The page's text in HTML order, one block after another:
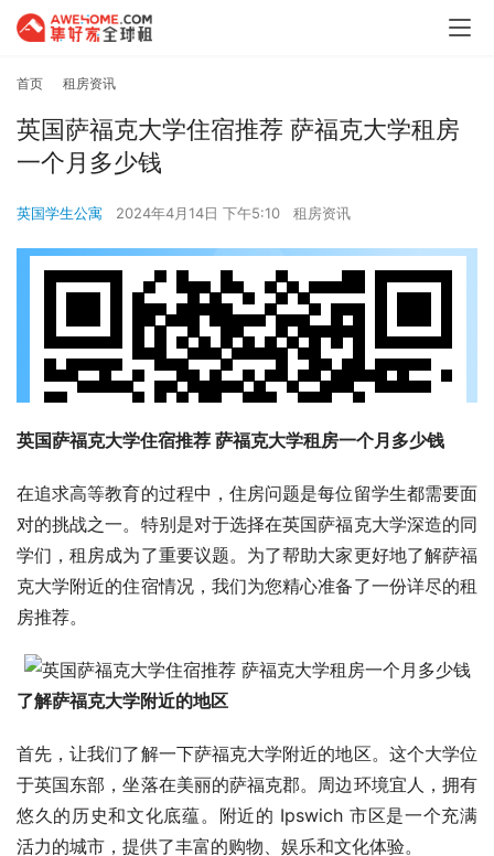
首页 租房资讯
英国萨福克大学住宿推荐 萨福克大学租房
一个月多少钱
英国学生公寓 2024年4月14日 下午5:10 租房资讯
英国萨福克大学住宿推荐 萨福克大学租房一个月多少钱
在追求高等教育的过程中，住房问题是每位留学生都需要面
对的挑战之一。特别是对于选择在英国萨福克大学深造的同
学们，租房成为了重要议题。为了帮助大家更好地了解萨福
克大学附近的住宿情况，我们为您精心准备了一份详尽的租
房推荐。
了解萨福克大学附近的地区
首先，让我们了解一下萨福克大学附近的地区。这个大学位
于英国东部，坐落在美丽的萨福克郡。周边环境宜人，拥有
悠久的历史和文化底蕴。附近的 Ipswich 市区是一个充满
活力的城市，提供了丰富的购物、娱乐和文化体验。